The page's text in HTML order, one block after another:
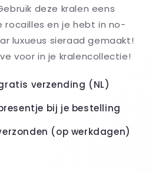
deze kralen eens
rocailles en je hebt in no-
luxueus sieraad gemaakt!
voor in je kralencollectie!
verzending (NL)
bij je bestelling
(op werkdagen)